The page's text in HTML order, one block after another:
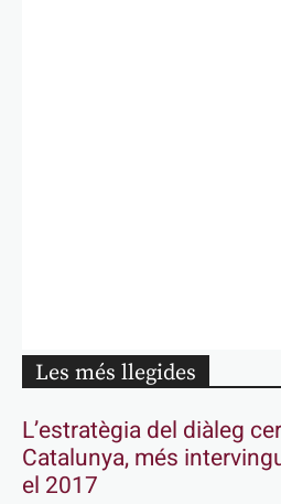
Les més llegides
L’estratègia del diàleg
Catalunya, més
el 2017